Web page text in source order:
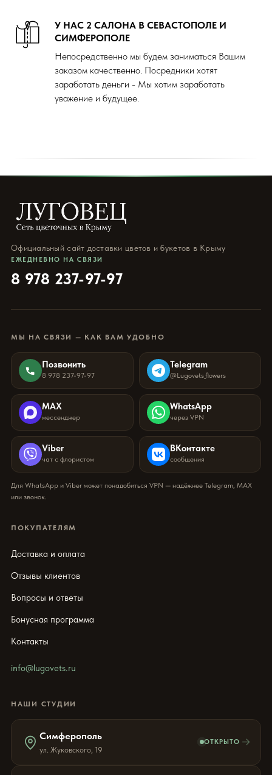
У НАС 2 САЛОНА В СЕВАСТОПОЛЕ И
СИМФЕРОПОЛЕ
Непосредственно мы будем заниматься Вашим
заказом качественно. Посредники хотят
заработать деньги - Мы хотим заработать
уважение и будущее.
Официальный сайт доставки цветов и букетов в Крыму
ЕЖЕДНЕВНО НА СВЯЗИ
8 978 237-97-97
МЫ НА СВЯЗИ — КАК ВАМ УДОБНО
Позвонить
8 978 237-97-97
Telegram
@Lugovets_flowers
MAX
мессенджер
WhatsApp
через VPN
Viber
чат с флористом
ВКонтакте
сообщения
Для WhatsApp и Viber может понадобиться VPN — надёжнее Telegram, MAX
или звонок.
ПОКУПАТЕЛЯМ
Доставка и оплата
Отзывы клиентов
Вопросы и ответы
Бонусная программа
Контакты
info@lugovets.ru
НАШИ СТУДИИ
Симферополь
ул. Жуковского, 19
ОТКРЫТО →